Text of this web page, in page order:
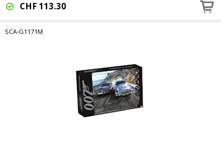
CHF 113.30
SCA-G1171M